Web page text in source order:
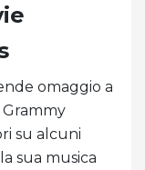
omaggio a
su alcuni
sua musica